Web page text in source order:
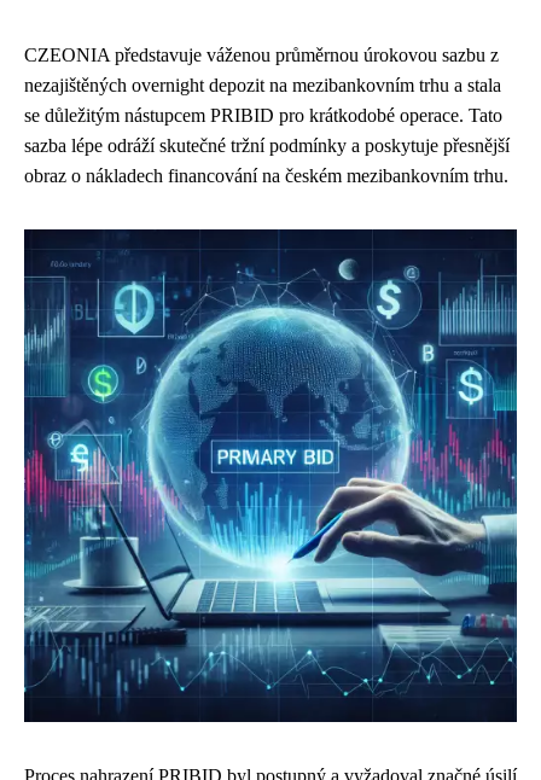
CZEONIA představuje váženou průměrnou úrokovou sazbu z
nezajištěných overnight depozit na mezibankovním trhu a stala
se důležitým nástupcem PRIBID pro krátkodobé operace. Tato
sazba lépe odráží skutečné tržní podmínky a poskytuje přesnější
obraz o nákladech financování na českém mezibankovním trhu.
Proces nahrazení PRIBID byl postupný a vyžadoval značné úsilí